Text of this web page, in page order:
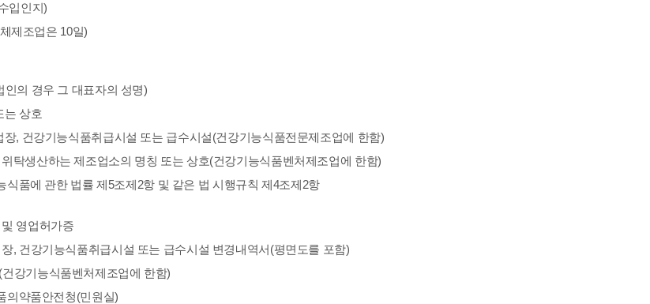
입인지)
제조업은 10일)
인의 경우 그 대표자의 성명)
는 상호
장, 건강기능식품취급시설 또는 급수시설(건강기능식품전문제조업에 한함)
탁생산하는 제조업소의 명칭 또는 상호(건강기능식품벤처제조업에 한함)
식품에 관한 법률 제5조제2항 및 같은 법 시행규칙 제4조제2항
영업허가증
, 건강기능식품취급시설 또는 급수시설 변경내역서(평면도를 포함)
강기능식품벤처제조업에 한함)
의약품안전청(민원실)